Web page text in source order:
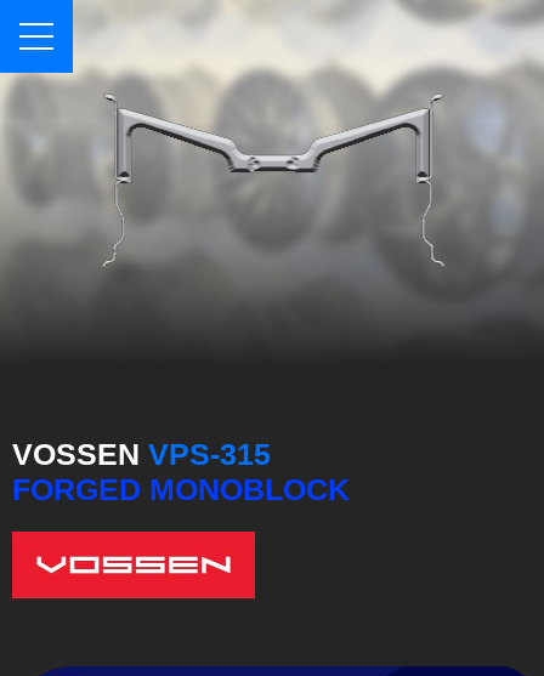
VOSSEN VPS-315
FORGED MONOBLOCK